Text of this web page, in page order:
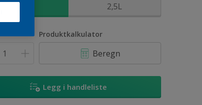
1L 2,5L
Produktkalkulator
Beregn
Legg i handleliste